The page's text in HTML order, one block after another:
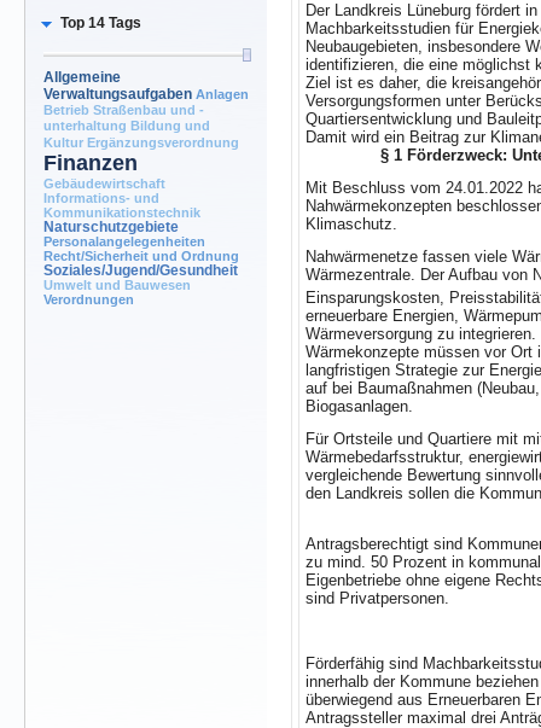
Top 14 Tags
Allgemeine
Verwaltungsaufgaben Anlagen
Betrieb Straßenbau und -
unterhaltung Bildung und
Kultur Ergänzungsverordnung
Finanzen
Gebäudewirtschaft
Informations- und
Kommunikationstechnik
Naturschutzgebiete
Personalangelegenheiten
Recht/Sicherheit und Ordnung
Soziales/Jugend/Gesundheit
Umwelt und Bauwesen
Verordnungen
Der Landkreis Lüneburg fördert
Machbarkeitsstudien für
Neubaugebieten, insbesondere
identifizieren, die eine möglichst
Ziel ist es daher, die
Versorgungsformen unter
Quartiersentwicklung und
Damit wird ein Beitrag zur
§ 1 Förderzweck:
Mit Beschluss vom 24.01.2022
Nahwärmekonzepten
Klimaschutz.
Nahwärmenetze fassen viele
Wärmezentrale. Der Aufbau von
Einsparungskosten,
erneuerbare Energien,
Wärmeversorgung zu integrieren.
Wärmekonzepte müssen vor Ort
langfristigen Strategie zur
auf bei Baumaßnahmen
Biogasanlagen.
Für Ortsteile und Quartiere mit
Wärmebedarfsstruktur,
vergleichende Bewertung
den Landkreis sollen die
Antragsberechtigt sind
zu mind. 50 Prozent in
Eigenbetriebe ohne eigene
sind Privatpersonen.
Förderfähig sind
innerhalb der Kommune
überwiegend aus Erneuerbaren
Antragssteller maximal drei